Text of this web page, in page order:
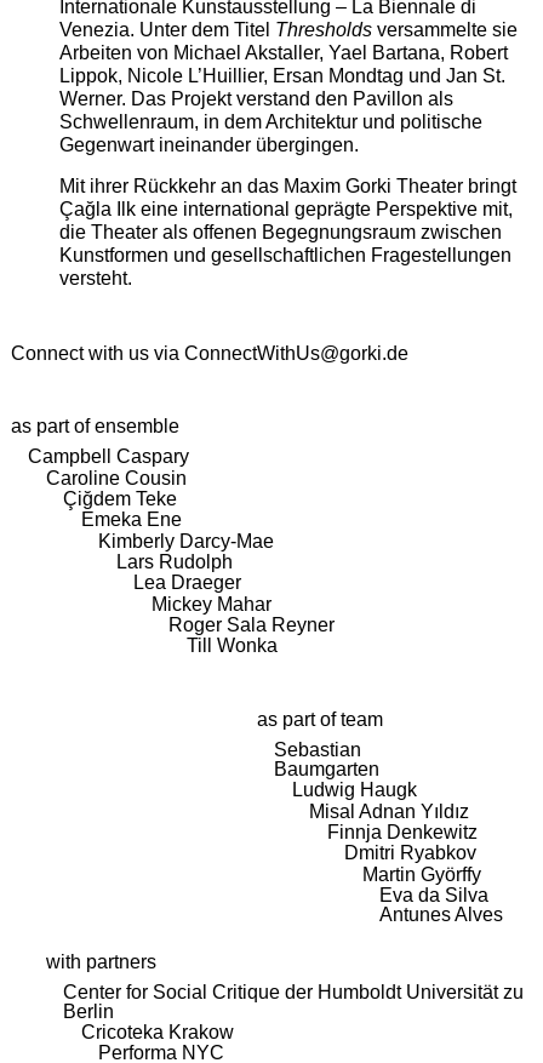
Internationale Kunstausstellung – La Biennale di
Venezia. Unter dem Titel Thresholdsversammelte sie
Arbeiten von Michael Akstaller, Yael Bartana, Robert
Lippok, Nicole L’Huillier, Ersan Mondtag und Jan St.
Werner. Das Projekt verstand den Pavillon als
Schwellenraum, in dem Architektur und politische
Gegenwart ineinander übergingen.
Mit ihrer Rückkehr an das Maxim Gorki Theater bringt
Çağla Ilk eine international geprägte Perspektive mit,
die Theater als offenen Begegnungsraum zwischen
Kunstformen und gesellschaftlichen Fragestellungen
versteht.
Connect with us via ConnectWithUs@gorki.de
as part of ensemble
Campbell Caspary
Caroline Cousin
Çiğdem Teke
Emeka Ene
Kimberly Darcy-Mae
Lars Rudolph
Lea Draeger
Mickey Mahar
Roger Sala Reyner
Till Wonka
as part of team
Sebastian
Baumgarten
Ludwig Haugk
Misal Adnan Yıldız
Finnja Denkewitz
Dmitri Ryabkov
Martin Györffy
Eva da Silva
Antunes Alves
with partners
Center for Social Critique der Humboldt Universität zu
Berlin
Cricoteka Krakow
Performa NYC